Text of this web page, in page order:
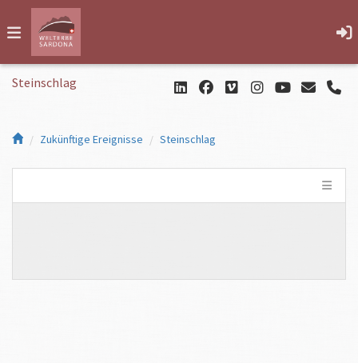
Steinschlag
Zukünftige Ereignisse Steinschlag